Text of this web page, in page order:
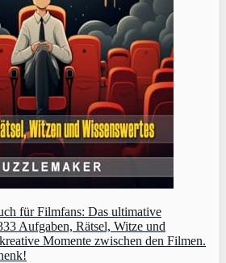
für Filmfans: Das ultimative
Aufgaben, Rätsel, Witze und
Momente zwischen den Filmen.